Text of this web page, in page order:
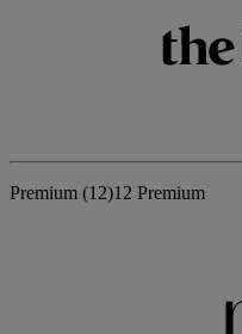
Premium (12)12 Premium